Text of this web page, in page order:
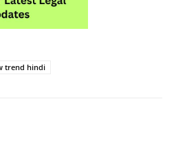
trend hindi